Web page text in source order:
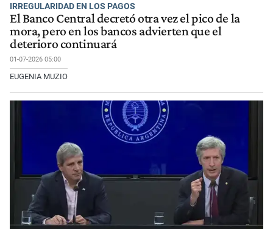
IRREGULARIDAD EN LOS PAGOS
El Banco Central decretó otra vez el pico de la
mora, pero en los bancos advierten que el
deterioro continuará
01-07-2026 05:00
EUGENIA MUZIO